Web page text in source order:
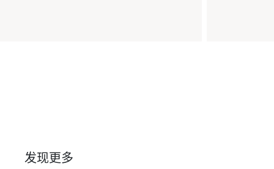
发现更多